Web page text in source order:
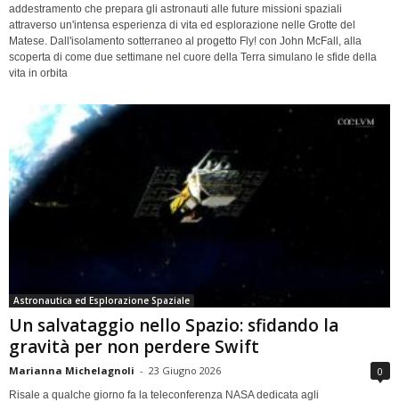
addestramento che prepara gli astronauti alle future missioni spaziali
attraverso un'intensa esperienza di vita ed esplorazione nelle Grotte del
Matese. Dall'isolamento sotterraneo al progetto Fly! con John McFall, alla
scoperta di come due settimane nel cuore della Terra simulano le sfide della
vita in orbita
Astronautica ed Esplorazione Spaziale
Un salvataggio nello Spazio: sfidando la
gravità per non perdere Swift
Marianna Michelagnoli - 23 Giugno 2026 0
Risale a qualche giorno fa la teleconferenza NASA dedicata agli